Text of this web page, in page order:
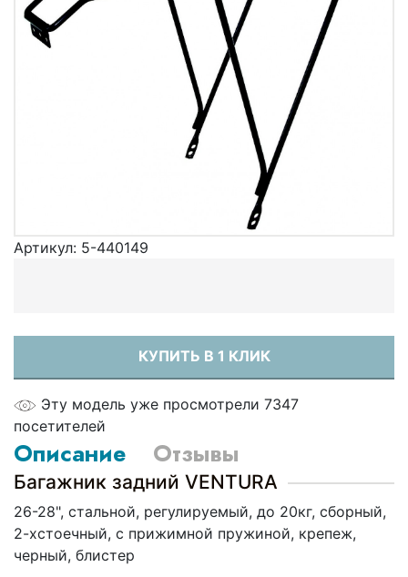
Артикул: 5-440149
КУПИТЬ В 1 КЛИК
Эту модель уже просмотрели 7347
посетителей
Описание Отзывы
Багажник задний VENTURA
26-28", стальной, регулируемый, до 20кг, сборный,
2-хстоечный, с прижимной пружиной, крепеж,
черный, блистер